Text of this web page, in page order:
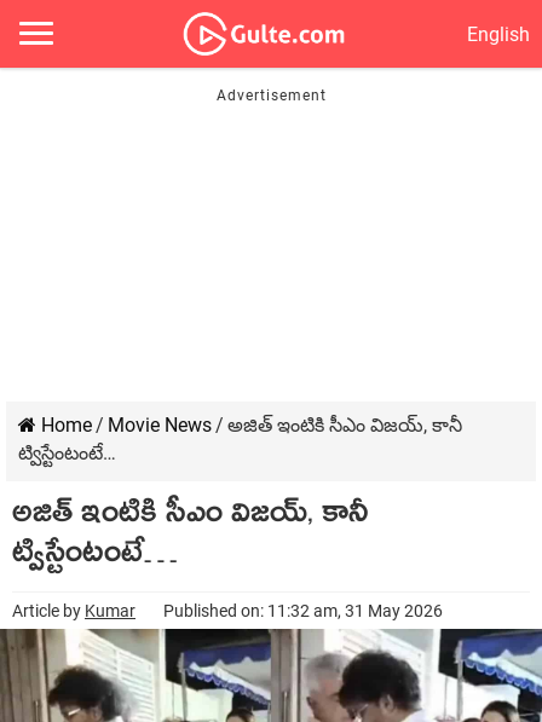
English
Home/ Movie News/ అజిత్ ఇంటికి సీఎం విజయ్, కానీ
ట్విస్టేంటంటే…
అజిత్ ఇంటికి సీఎం విజయ్, కానీ
ట్విస్టేంటంటే…
Article by Kumar Published on: 11:32 am, 31 May 2026